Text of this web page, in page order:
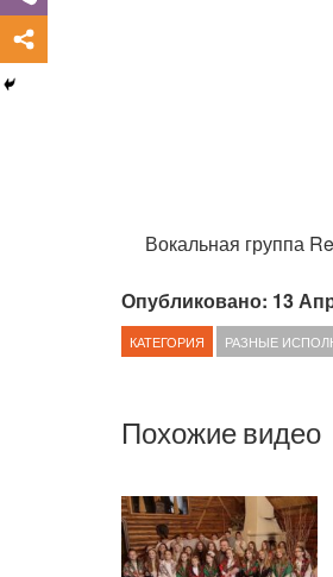
Вокальная группа
Опубликовано: 13
КАТЕГОРИЯ РАЗНЫЕ
Похожие видео